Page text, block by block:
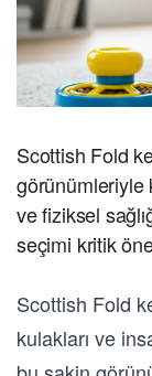
Scottish Fold
görünümleriyle
ve fiziksel
seçimi kritik
Scottish Fold
kulakları ve